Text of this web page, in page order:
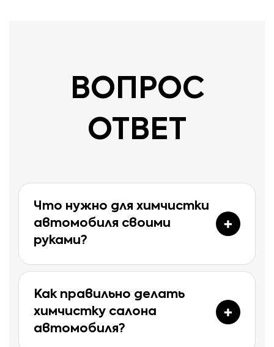
ВОПРОС
ОТВЕТ
Что нужно для химчистки
автомобиля своими
руками?
Как правильно делать
химчистку салона
автомобиля?